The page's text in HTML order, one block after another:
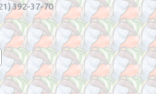
392-37-70